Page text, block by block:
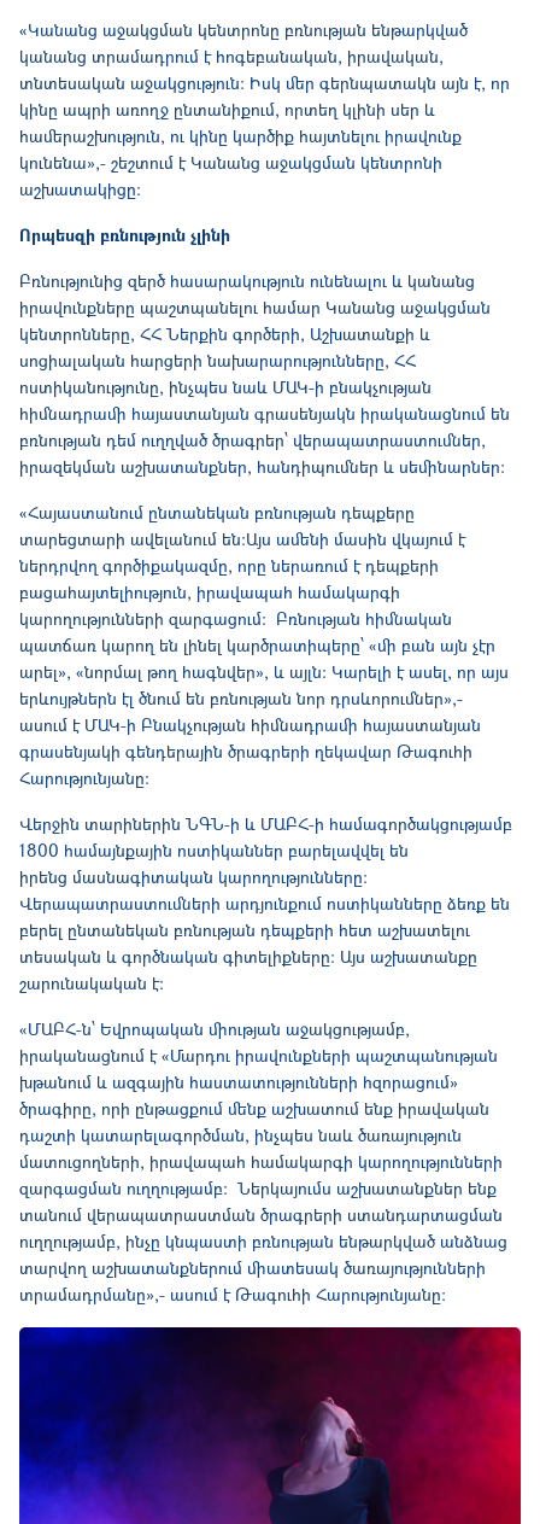
«Կանանց աջակցման կենտրոնը բռնության ենթարկված
կանանց տրամադրում է հոգեբանական, իրավական,
տնտեսական աջակցություն։ Իսկ մեր գերնպատակն այն է, որ
կինը ապրի առողջ ընտանիքում, որտեղ կլինի սեր և
համերաշխություն, ու կինը կարծիք հայտնելու իրավունք
կունենա»,- շեշտում է Կանանց աջակցման կենտրոնի
աշխատակիցը։
Որպեսզի բռնություն չլինի
Բռնությունից զերծ հասարակություն ունենալու և կանանց
իրավունքները պաշտպանելու համար Կանանց աջակցման
կենտրոնները, ՀՀ Ներքին գործերի, Աշխատանքի և
սոցիալական հարցերի նախարարությունները, ՀՀ
ոստիկանությունը, ինչպես նաև ՄԱԿ-ի բնակչության
հիմնադրամի հայաստանյան գրասենյակն իրականացնում են
բռնության դեմ ուղղված ծրագրեր՝ վերապատրաստումներ,
իրազեկման աշխատանքներ, հանդիպումներ և սեմինարներ։
«Հայաստանում ընտանեկան բռնության դեպքերը
տարեցտարի ավելանում են։Այս ամենի մասին վկայում է
ներդրվող գործիքակազմը, որը ներառում է դեպքերի
բացահայտելիություն, իրավապահ համակարգի
կարողությունների զարգացում։ Բռնության հիմնական
պատճառ կարող են լինել կարծրատիպերը՝ «մի բան այն չէր
արել», «նորմալ թող հագնվեր», և այլն: Կարելի է ասել, որ այս
երևույթներն էլ ծնում են բռնության նոր դրսևորումներ»,-
ասում է ՄԱԿ-ի Բնակչության հիմնադրամի հայաստանյան
գրասենյակի գենդերային ծրագրերի ղեկավար Թագուհի
Հարությունյանը:
Վերջին տարիներին ՆԳՆ-ի և ՄԱԲՀ-ի համագործակցությամբ
1800 համայնքային ոստիկաններ բարելավվել են
իրենց մասնագիտական կարողությունները։
Վերապատրաստումների արդյունքում ոստիկանները ձեռք են
բերել ընտանեկան բռնության դեպքերի հետ աշխատելու
տեսական և գործնական գիտելիքները: Այս աշխատանքը
շարունակական է։
«ՄԱԲՀ-ն՝ Եվրոպական միության աջակցությամբ,
իրականացնում է «Մարդու իրավունքների պաշտպանության
խթանում և ազգային հաստատությունների հզորացում»
ծրագիրը, որի ընթացքում մենք աշխատում ենք իրավական
դաշտի կատարելագործման, ինչպես նաև ծառայություն
մատուցողների, իրավապահ համակարգի կարողությունների
զարգացման ուղղությամբ: Ներկայումս աշխատանքներ ենք
տանում վերապատրաստման ծրագրերի ստանդարտացման
ուղղությամբ, ինչը կնպաստի բռնության ենթարկված անձնաց
տարվող աշխատանքներում միատեսակ ծառայությունների
տրամադրմանը»,- ասում է Թագուհի Հարությունյանը: